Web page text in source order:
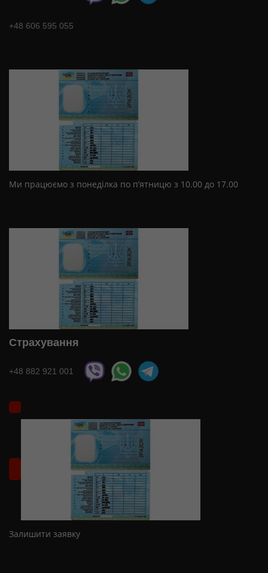
+48 606 595 055
Ми працюємо з понеділка по п’ятницю з 10.00 до 17.00
Страхування
+48 882 921 001
Залишити заявку